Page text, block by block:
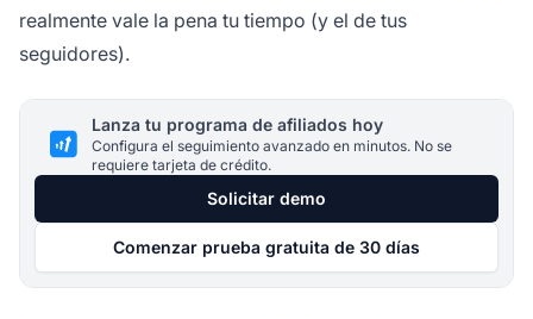
realmente vale la pena tu tiempo (y el de tus
seguidores).
Lanza tu programa de afiliados hoy
Configura el seguimiento avanzado en minutos. No se
requiere tarjeta de crédito.
Solicitar demo
Comenzar prueba gratuita de 30 días